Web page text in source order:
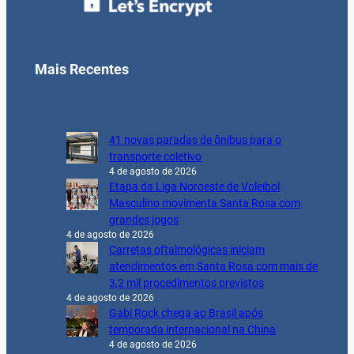
Mais Recentes
41 novas paradas de ônibus para o
transporte coletivo
4 de agosto de 2026
Etapa da Liga Noroeste de Voleibol
Masculino movimenta Santa Rosa com
grandes jogos
4 de agosto de 2026
Carretas oftalmológicas iniciam
atendimentos em Santa Rosa com mais de
3,2 mil procedimentos previstos
4 de agosto de 2026
Gabi Rock chega ao Brasil após
temporada internacional na China
4 de agosto de 2026